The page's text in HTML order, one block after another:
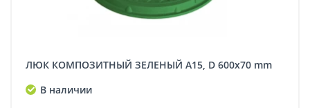
ЛЮК КОМПОЗИТНЫЙ ЗЕЛЕНЫЙ A15, D 600x70 mm
В наличии